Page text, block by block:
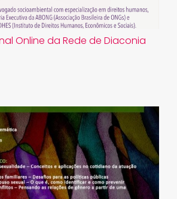
Online da Rede de Diaconia